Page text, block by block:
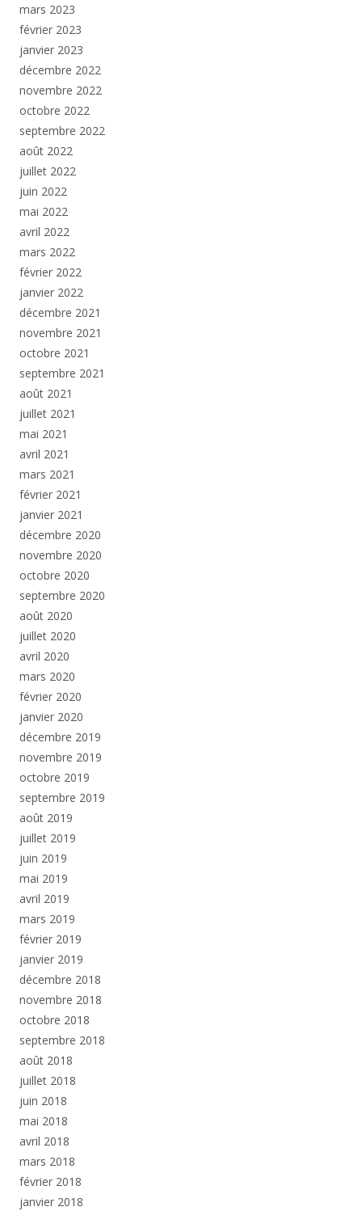
mars 2023
février 2023
janvier 2023
décembre 2022
novembre 2022
octobre 2022
septembre 2022
août 2022
juillet 2022
juin 2022
mai 2022
avril 2022
mars 2022
février 2022
janvier 2022
décembre 2021
novembre 2021
octobre 2021
septembre 2021
août 2021
juillet 2021
mai 2021
avril 2021
mars 2021
février 2021
janvier 2021
décembre 2020
novembre 2020
octobre 2020
septembre 2020
août 2020
juillet 2020
avril 2020
mars 2020
février 2020
janvier 2020
décembre 2019
novembre 2019
octobre 2019
septembre 2019
août 2019
juillet 2019
juin 2019
mai 2019
avril 2019
mars 2019
février 2019
janvier 2019
décembre 2018
novembre 2018
octobre 2018
septembre 2018
août 2018
juillet 2018
juin 2018
mai 2018
avril 2018
mars 2018
février 2018
janvier 2018